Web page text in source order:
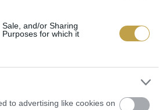
and/or Sharing
for which it
to advertising like cookies on